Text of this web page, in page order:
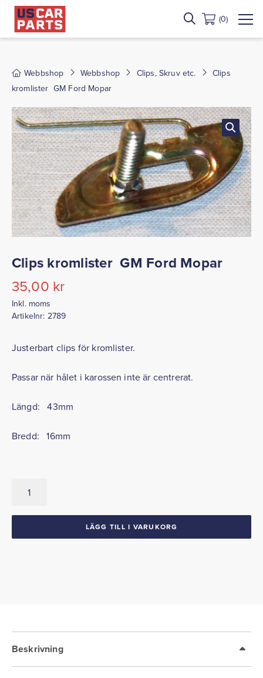
(0)
Webbshop Webbshop Clips, Skruv etc.
Clips
kromlister GM Ford Mopar
Clips kromlister GM Ford Mopar
35,00 kr
Inkl. moms
Artikelnr: 2789
Justerbart clips för kromlister.
Passar när hålet i karossen inte är centrerat.
Längd: 43mm
Bredd: 16mm
kromlister
LÄGG TILL I VARUKORG
Beskrivning